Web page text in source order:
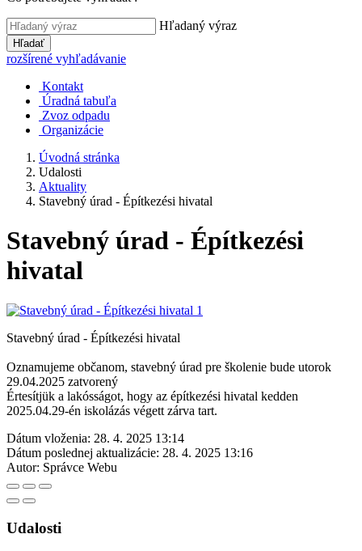
Hľadaný výraz
Hľadať
rozšírené vyhľadávanie
Kontakt
Úradná tabuľa
Zvoz odpadu
Organizácie
Úvodná stránka
Udalosti
Aktuality
Stavebný úrad - Építkezési hivatal
Stavebný úrad - Építkezési
hivatal
Stavebný úrad - Építkezési hivatal
Oznamujeme občanom, stavebný úrad pre školenie bude utorok
29.04.2025 zatvorený
Értesítjük a lakósságot, hogy az építkezési hivatal kedden
2025.04.29-én iskolázás végett zárva tart.
Dátum vloženia: 28. 4. 2025 13:14
Dátum poslednej aktualizácie: 28. 4. 2025 13:16
Autor: Správce Webu
Udalosti